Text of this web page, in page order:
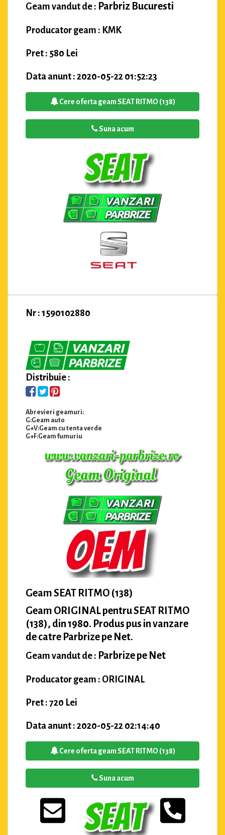
Geam vandut de : Parbriz Bucuresti
Producator geam : KMK
Pret : 580 Lei
Data anunt : 2020-05-22 01:52:23
Cere oferta geam SEAT RITMO (138)
Suna acum
Nr : 1590102880
Distribuie :
Abrevieri geamuri:
G:Geam auto
G+V:Geam cu tenta verde
G+F:Geam fumuriu
Geam SEAT RITMO (138)
Geam ORIGINAL pentru SEAT RITMO
(138), din 1980. Produs pus in vanzare
de catre Parbrize pe Net.
Geam vandut de : Parbrize pe Net
Producator geam : ORIGINAL
Pret : 720 Lei
Data anunt : 2020-05-22 02:14:40
Cere oferta geam SEAT RITMO (138)
Suna acum